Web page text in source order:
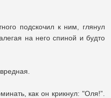
подскочил к ним, глянул
на него спиной и будто
как он крикнул: "Оля!”.